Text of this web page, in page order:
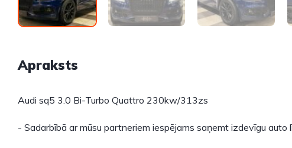
Apraksts
Audi sq5 3.0 Bi-Turbo Quattro 230kw/313zs
- Sadarbībā ar mūsu partneriem iespējams saņemt izdevīgu auto